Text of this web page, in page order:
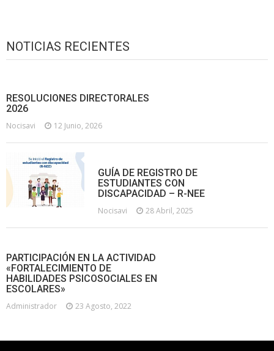
NOTICIAS RECIENTES
RESOLUCIONES DIRECTORALES
2026
Nocisavi 12 Junio, 2026
GUÍA DE REGISTRO DE
ESTUDIANTES CON
DISCAPACIDAD – R-NEE
Nocisavi 28 Abril, 2025
PARTICIPACIÓN EN LA ACTIVIDAD
«FORTALECIMIENTO DE
HABILIDADES PSICOSOCIALES EN
ESCOLARES»
Administrador 23 Agosto, 2022